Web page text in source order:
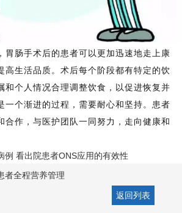
胃肠手术后的患者可以更加迅速地走上康
高生活品质。术后每个阶段都有特定的饮
和个人情况合理调整饮食，以促进恢复并
一个渐进的过程，需要耐心和坚持。患者
合作，与医护团队一同努力，走向健康和
例 看出院患者ONS应用的有效性
者全程营养管理
返回列表